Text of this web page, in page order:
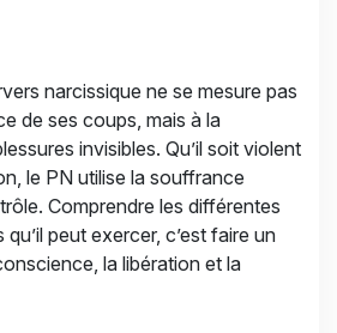
narcissique ne se mesure pas
de ses coups, mais à la
invisibles. Qu’il soit violent
le PN utilise la souffrance
Comprendre les différentes
peut exercer, c’est faire un
la libération et la